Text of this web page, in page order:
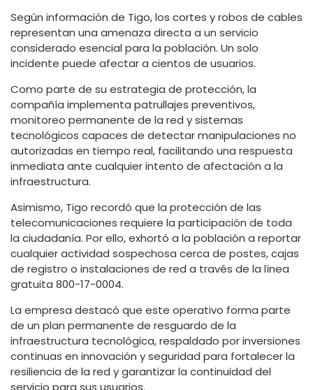
Según información de Tigo, los cortes y robos de cables
representan una amenaza directa a un servicio
considerado esencial para la población. Un solo
incidente puede afectar a cientos de usuarios.
Como parte de su estrategia de protección, la
compañía implementa patrullajes preventivos,
monitoreo permanente de la red y sistemas
tecnológicos capaces de detectar manipulaciones no
autorizadas en tiempo real, facilitando una respuesta
inmediata ante cualquier intento de afectación a la
infraestructura.
Asimismo, Tigo recordó que la protección de las
telecomunicaciones requiere la participación de toda
la ciudadanía. Por ello, exhortó a la población a reportar
cualquier actividad sospechosa cerca de postes, cajas
de registro o instalaciones de red a través de la línea
gratuita 800-17-0004.
La empresa destacó que este operativo forma parte
de un plan permanente de resguardo de la
infraestructura tecnológica, respaldado por inversiones
continuas en innovación y seguridad para fortalecer la
resiliencia de la red y garantizar la continuidad del
servicio para sus usuarios.